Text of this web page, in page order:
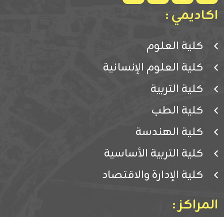
اكاديمي :
كلية العلوم
كلية العلوم الإنسانية
كلية التربية
كلية الطب
كلية الهندسة
كلية التربية الأساسية
كلية الإدارة والاقتصاد
المراكز :